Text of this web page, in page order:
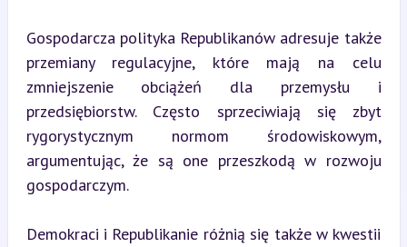
Gospodarcza polityka Republikanów adresuje także
przemiany regulacyjne, które mają na celu
zmniejszenie obciążeń dla przemysłu i
przedsiębiorstw. Często sprzeciwiają się zbyt
rygorystycznym normom środowiskowym,
argumentując, że są one przeszkodą w rozwoju
gospodarczym.
Demokraci i Republikanie różnią się także w kwestii